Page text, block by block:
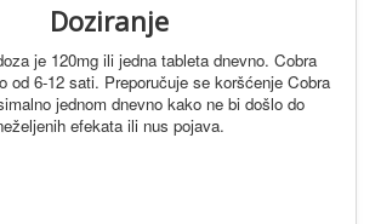
Doziranje
je 120mg ili jedna tableta dnevno. Cobra
od 6-12 sati. Preporučuje se koršćenje Cobra
jednom dnevno kako ne bi došlo do
efekata ili nus pojava.